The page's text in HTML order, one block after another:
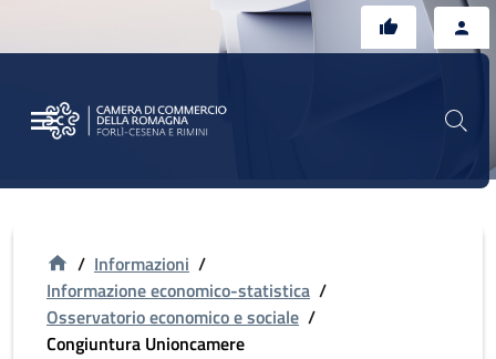
/ Informazioni /
Informazione economico-statistica /
Osservatorio economico e sociale /
Congiuntura Unioncamere